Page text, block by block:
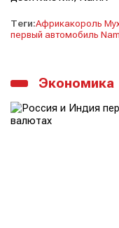
Теги:Африкакороль
первый автомобиль
Экономика